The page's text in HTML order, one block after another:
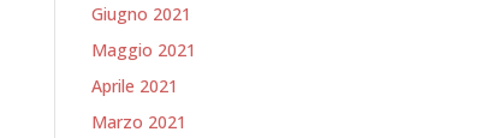
Giugno 2021
Maggio 2021
Aprile 2021
Marzo 2021